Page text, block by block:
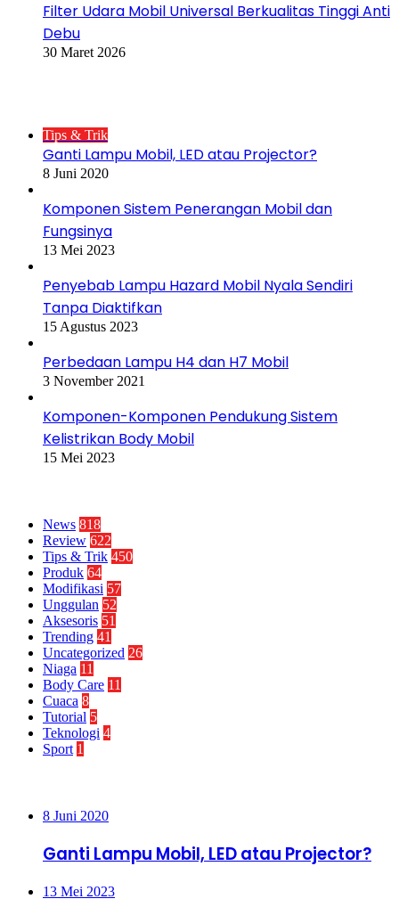
Filter Udara Mobil Universal Berkualitas Tinggi Anti
Debu
30 Maret 2026
Tips & Trik
Ganti Lampu Mobil, LED atau Projector?
8 Juni 2020
Komponen Sistem Penerangan Mobil dan
Fungsinya
13 Mei 2023
Penyebab Lampu Hazard Mobil Nyala Sendiri
Tanpa Diaktifkan
15 Agustus 2023
Perbedaan Lampu H4 dan H7 Mobil
3 November 2021
Komponen-Komponen Pendukung Sistem
Kelistrikan Body Mobil
15 Mei 2023
News 818
Review 622
Tips & Trik 450
Produk 64
Modifikasi 57
Unggulan 52
Aksesoris 51
Trending 41
Uncategorized 26
Niaga 11
Body Care 11
Cuaca 8
Tutorial 5
Teknologi 4
Sport 1
8 Juni 2020
Ganti Lampu Mobil, LED atau Projector?
13 Mei 2023